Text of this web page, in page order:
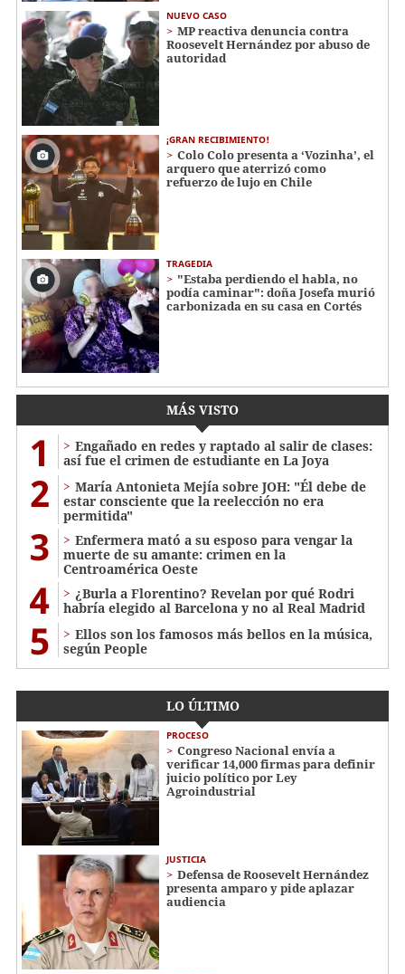
NUEVO CASO
MP reactiva denuncia contra
Roosevelt Hernández por abuso de
autoridad
¡GRAN RECIBIMIENTO!
Colo Colo presenta a ‘Vozinha’, el
arquero que aterrizó como
refuerzo de lujo en Chile
TRAGEDIA
"Estaba perdiendo el habla, no
podía caminar": doña Josefa murió
carbonizada en su casa en Cortés
MÁS VISTO
1
Engañado en redes y raptado al salir de clases:
así fue el crimen de estudiante en La Joya
2
María Antonieta Mejía sobre JOH: "Él debe de
estar consciente que la reelección no era
permitida"
3
Enfermera mató a su esposo para vengar la
muerte de su amante: crimen en la
Centroamérica Oeste
4
¿Burla a Florentino? Revelan por qué Rodri
habría elegido al Barcelona y no al Real Madrid
5
Ellos son los famosos más bellos en la música,
según People
LO ÚLTIMO
PROCESO
Congreso Nacional envía a
verificar 14,000 firmas para definir
juicio político por Ley
Agroindustrial
JUSTICIA
Defensa de Roosevelt Hernández
presenta amparo y pide aplazar
audiencia